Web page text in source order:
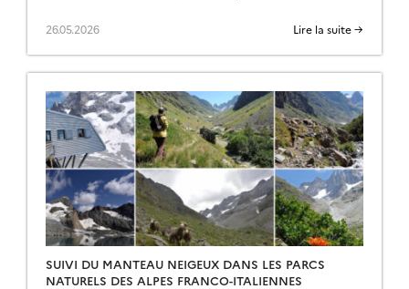
through the Copernicus Data Space Ecosystem
Browser! The latter is very useful to explore the
data, for example if […]
26.05.2026 Lire la suite →
SUIVI DU MANTEAU NEIGEUX DANS LES PARCS
NATURELS DES ALPES FRANCO-ITALIENNES